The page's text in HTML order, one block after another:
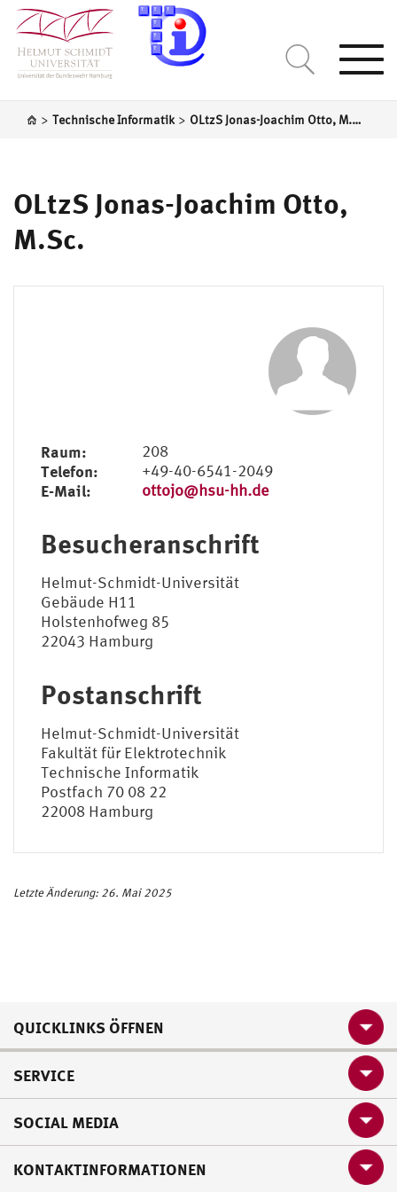
> Technische Informatik > OLtzS Jonas-Joachim Otto, M.Sc.
OLtzS Jonas-Joachim Otto,
M.Sc.
Raum: 208
Telefon: +49-40-6541-2049
E-Mail: ottojo@hsu-hh.de
Besucheranschrift
Helmut-Schmidt-Universität
Gebäude H11
Holstenhofweg 85
22043 Hamburg
Postanschrift
Helmut-Schmidt-Universität
Fakultät für Elektrotechnik
Technische Informatik
Postfach 70 08 22
22008 Hamburg
Letzte Änderung: 26. Mai 2025
QUICKLINKS ÖFFNEN
SERVICE
SOCIAL MEDIA
KONTAKTINFORMATIONEN